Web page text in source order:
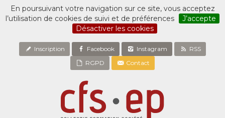
En poursuivant votre navigation sur ce site, vous acceptez
l’utilisation de cookies de suivi et de préférences
J’accepte
Désactiver les cookies
Inscription Facebook Instagram
RSS
RGPD
Contact